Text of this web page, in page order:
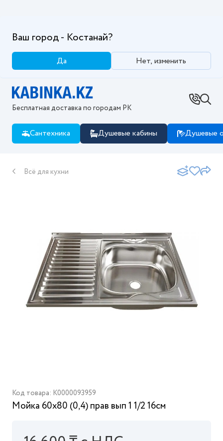
Ваш город - Костанай?
Да Нет, изменить
Бесплатная доставка по городам РК
Сантехника Душевые кабины Душевые
Всё для кухни
Код товара: K0000093959
Мойка 60х80 (0,4) прав вып 1 1/2 16см